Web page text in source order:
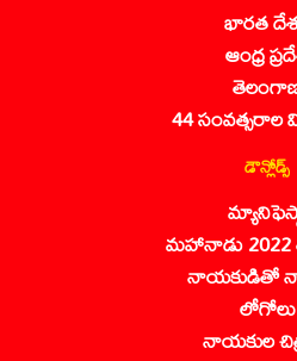
భారత
ఆంధ్ర
44
డౌన్లోడ్స్
మహానాడు 2022
నాయకుడితో నా
లోగోలు
నాయకుల